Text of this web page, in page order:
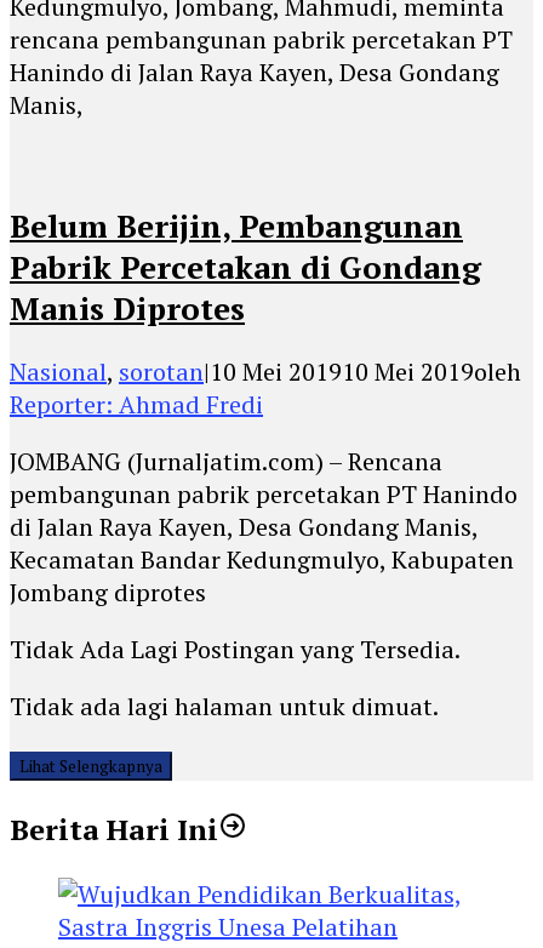
Kedungmulyo, Jombang, Mahmudi, meminta
rencana pembangunan pabrik percetakan PT
Hanindo di Jalan Raya Kayen, Desa Gondang
Manis,
Belum Berijin, Pembangunan
Pabrik Percetakan di Gondang
Manis Diprotes
Nasional, sorotan|10 Mei 201910 Mei 2019oleh
Reporter: Ahmad Fredi
JOMBANG (Jurnaljatim.com) – Rencana
pembangunan pabrik percetakan PT Hanindo
di Jalan Raya Kayen, Desa Gondang Manis,
Kecamatan Bandar Kedungmulyo, Kabupaten
Jombang diprotes
Tidak Ada Lagi Postingan yang Tersedia.
Tidak ada lagi halaman untuk dimuat.
Lihat Selengkapnya
Berita Hari Ini